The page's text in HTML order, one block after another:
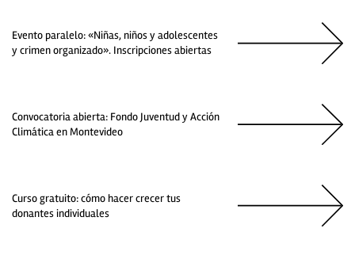
Evento paralelo: «Niñas, niños y adolescentes
y crimen organizado». Inscripciones abiertas
Convocatoria abierta: Fondo Juventud y Acción
Climática en Montevideo
Curso gratuito: cómo hacer crecer tus
donantes individuales